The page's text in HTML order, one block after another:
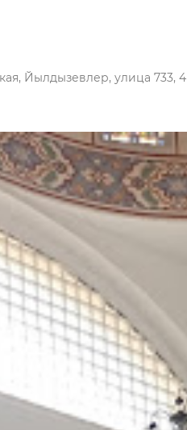
Йылдызевлер, улица 733, 4